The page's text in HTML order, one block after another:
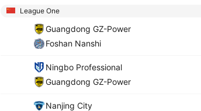
League One
Guangdong GZ-Power
Foshan Nanshi
Ningbo Professional
Guangdong GZ-Power
Nanjing City